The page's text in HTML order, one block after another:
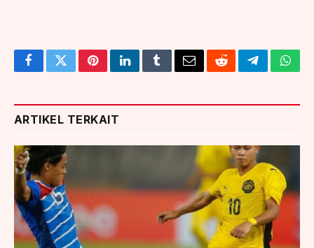
FacebookTwitterPinterestLinkedInTumblrEmailRedditTelegram
ARTIKEL TERKAIT